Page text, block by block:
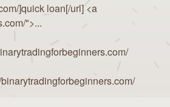
]quick loan[/url] <a
">...